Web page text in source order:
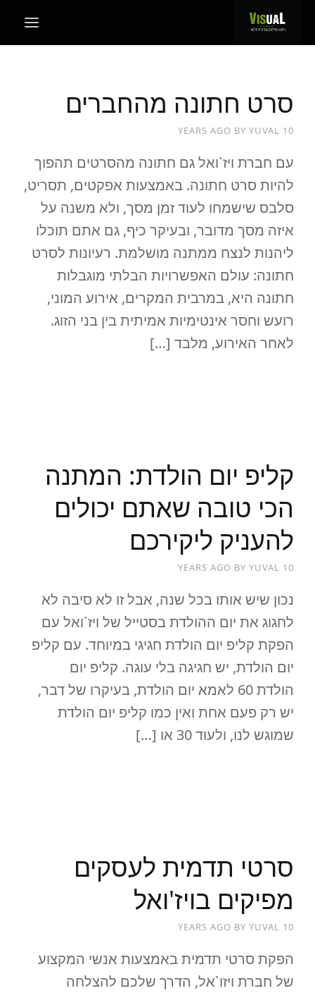
סרט חתונה מהחברים
10 YEARS AGO
BY YUVAL
עם חברת ויז`ואל גם חתונה מהסרטים תהפוך
להיות סרט חתונה. באמצעות אפקטים, תסריט,
סלבס שישמחו לעוד זמן מסך, ולא משנה על
איזה מסך מדובר, ובעיקר כיף, גם אתם תוכלו
ליהנות לנצח ממתנה מושלמת. רעיונות לסרט
חתונה: עולם האפשרויות הבלתי מוגבלות
חתונה היא, במרבית המקרים, אירוע המוני,
רועש וחסר אינטימיות אמיתית בין בני הזוג.
לאחר האירוע, מלבד […]
קליפ יום הולדת: המתנה
הכי טובה שאתם יכולים
להעניק ליקירכם
10 YEARS AGO
BY YUVAL
נכון שיש אותו בכל שנה, אבל זו לא סיבה לא
לחגוג את יום ההולדת בסטייל של ויז`ואל עם
הפקת קליפ יום הולדת חגיגי במיוחד. עם קליפ
יום הולדת, יש חגיגה בלי עוגה. קליפ יום
הולדת 60 לאמא יום הולדת, בעיקרו של דבר,
יש רק פעם אחת ואין כמו קליפ יום הולדת
שמוגש לנו, ולעוד 30 או […]
סרטי תדמית לעסקים
מפיקים בויז'ואל
10 YEARS AGO
BY YUVAL
הפקת סרטי תדמית באמצעות אנשי המקצוע
של חברת ויזו`אל, הדרך שלכם להצלחה